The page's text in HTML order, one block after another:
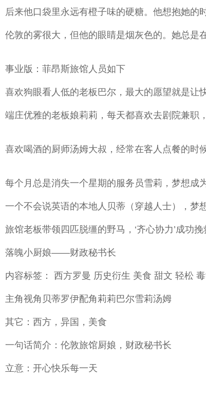
后来他口袋里永远有橙子味的硬糖。他想抱她的
伦敦的雾很大，但他的眼睛是烟灰色的。她总是
事业版：菲昂斯旅馆人员如下
喜欢狗眼看人低的老板巴尔，最大的愿望就是让
端庄优雅的老板娘莉莉，每天都喜欢去剧院兼职
喜欢喝酒的厨师汤姆大叔，经常在客人点餐的时
每个月总是消失一个星期的服务员雪莉，梦想成
一个不会说英语的本地人贝蒂（穿越人士），梦
旅馆老板带领四匹脱缰的野马，‘齐心协力’成功
落魄小厨娘——财政秘书长
内容标签： 西方罗曼 历史衍生 美食 甜文 轻松
主角视角贝蒂罗伊配角莉莉巴尔雪莉汤姆
其它：西方，异国，美食
一句话简介：伦敦旅馆厨娘，财政秘书长
立意：开心快乐每一天